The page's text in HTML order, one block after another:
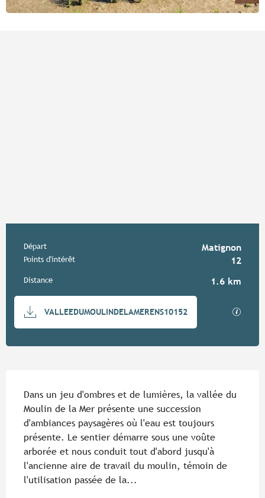
Informations pratiques
Départ Matignon
Points d'intérêt 12
Distance 1.6 km
Documentation
VALLEEDUMOULINDELAMERENS10152
Dans un jeu d'ombres et de lumières, la vallée du
Moulin de la Mer présente une succession
d'ambiances paysagères où l'eau est toujours
présente. Le sentier démarre sous une voûte
arborée et nous conduit tout d'abord jusqu'à
l'ancienne aire de travail du moulin, témoin de
l'utilisation passée de la...